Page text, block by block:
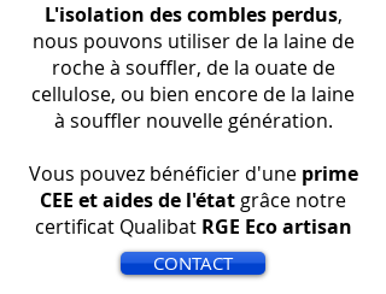
L'isolation des combles perdus,
nous pouvons utiliser de la laine de
roche à souffler, de la ouate de
cellulose, ou bien encore de la laine
à souffler nouvelle génération.
Vous pouvez bénéficier d'uneprime
CEE et aides de l'état grâce notre
certificat Qualibat RGE Eco artisan
CONTACT